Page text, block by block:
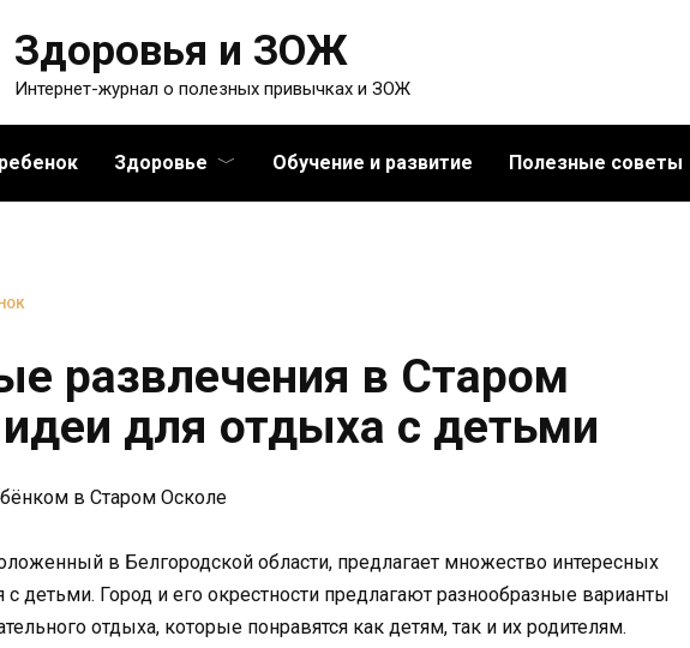
Здоровья и ЗОЖ
Интернет-журнал о полезных привычках и ЗОЖ
Здоровье Обучение и развитие Полезные советы
развлечения в Старом
для отдыха с детьми
в Белгородской области, предлагает множество интересных
детьми. Город и его окрестности предлагают разнообразные варианты
отдыха, которые понравятся как детям, так и их родителям.